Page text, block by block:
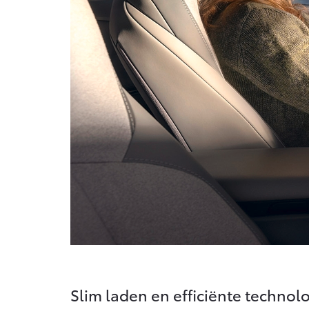
Slim laden en efficiënte